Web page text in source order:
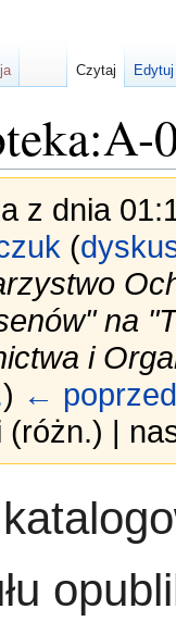
z dnia
(
na
i
) ←
(różn.) |
Czytaj